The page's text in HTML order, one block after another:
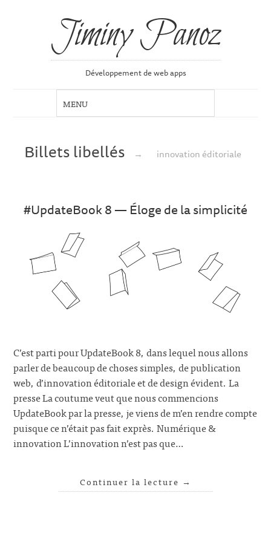
Jiminy Panoz
Développement de web apps
Billets libellés → innovation éditoriale
#UpdateBook 8 — Éloge de la simplicité
C’est parti pour UpdateBook 8, dans lequel nous allons
parler de beaucoup de choses simples, de publication
web, d’innovation éditoriale et de design évident. La
presse La coutume veut que nous commencions
UpdateBook par la presse, je viens de m’en rendre compte
puisque ce n’était pas fait exprès. Numérique &
innovation L’innovation n’est pas que…
Continuer la lecture →